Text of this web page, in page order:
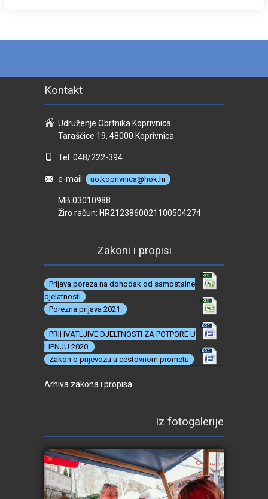
Kontakt
Udruženje Obrtnika Koprivnica
Taraščice 19, 48000 Koprivnica
Tel: 048/222-394
e-mail: uo.koprivnica@hok.hr
MB:03010988
Žiro račun: HR2123860021100504274
Zakoni i propisi
Prijava poreza na dohodak od samostalne
djelatnosti
Porezna prijava 2021.
PRIHVATLJIVE DJELTNOSTI ZA POTPORE U
LIPNJU 2020.
Zakon o prijevozu u cestovnom prometu
Arhiva zakona i propisa
Iz fotogalerije